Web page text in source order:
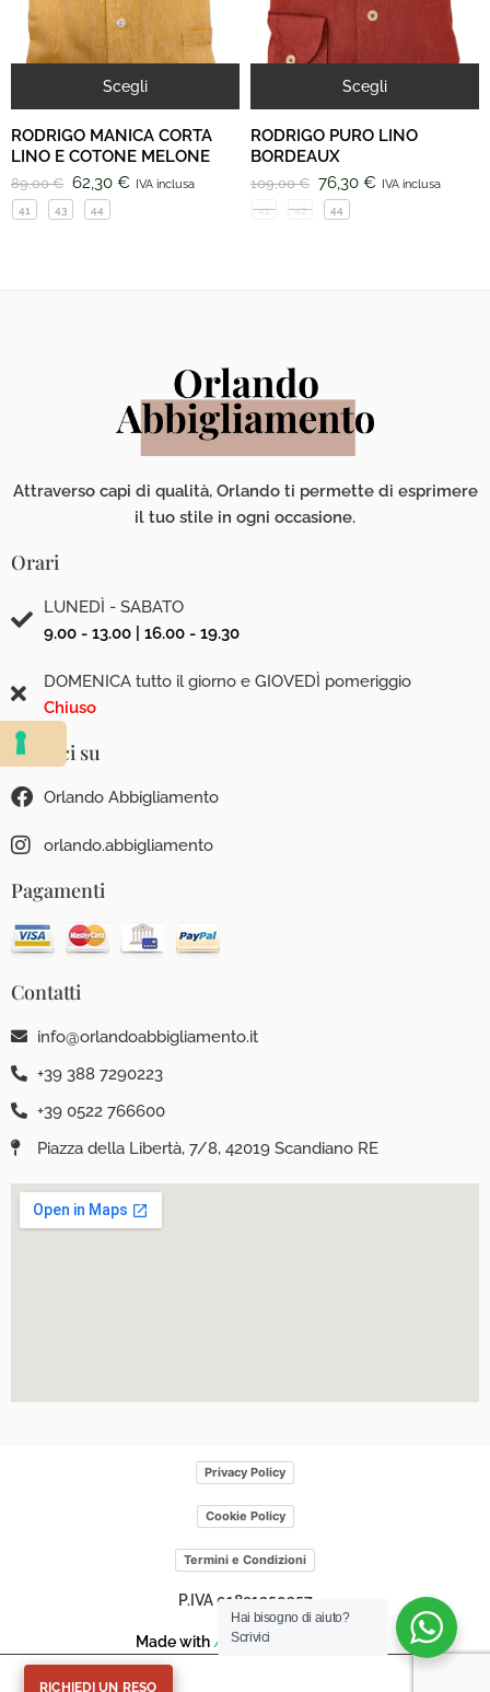
Scegli
RODRIGO MANICA CORTA
LINO E COTONE MELONE
89,00€ 62,30 € IVA inclusa
41 43 44
Scegli
RODRIGO PURO LINO
BORDEAUX
109,00€ 76,30 € IVA inclusa
41 42 44
Attraverso capi di qualità, Orlando ti permette di esprimere
il tuo stile in ogni occasione.
Orari
LUNEDÌ - SABATO
9.00 - 13.00 | 16.00 - 19.30
DOMENICA tutto il giorno e GIOVEDÌ pomeriggio
Chiuso
Seguici su
Orlando Abbigliamento
orlando.abbigliamento
Pagamenti
Contatti
info@orlandoabbigliamento.it
+39 388 7290223
+39 0522 766600
Piazza della Libertà, 7/8, 42019 Scandiano RE
Privacy Policy
Cookie Policy
Termini e Condizioni
P.IVA 01891250357
Made with/> byWeb
RICHIEDI UN RESO
Hai bisogno di aiuto?
Scrivici